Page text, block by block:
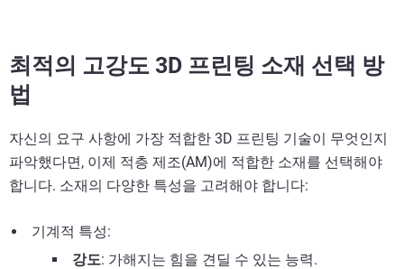
최적의 고강도 3D 프린팅 소재 선택 방
법
자신의 요구 사항에 가장 적합한 3D 프린팅 기술이 무엇인지
파악했다면, 이제 적층 제조(AM)에 적합한 소재를 선택해야
합니다. 소재의 다양한 특성을 고려해야 합니다:
기계적 특성:
강도: 가해지는 힘을 견딜 수 있는 능력.